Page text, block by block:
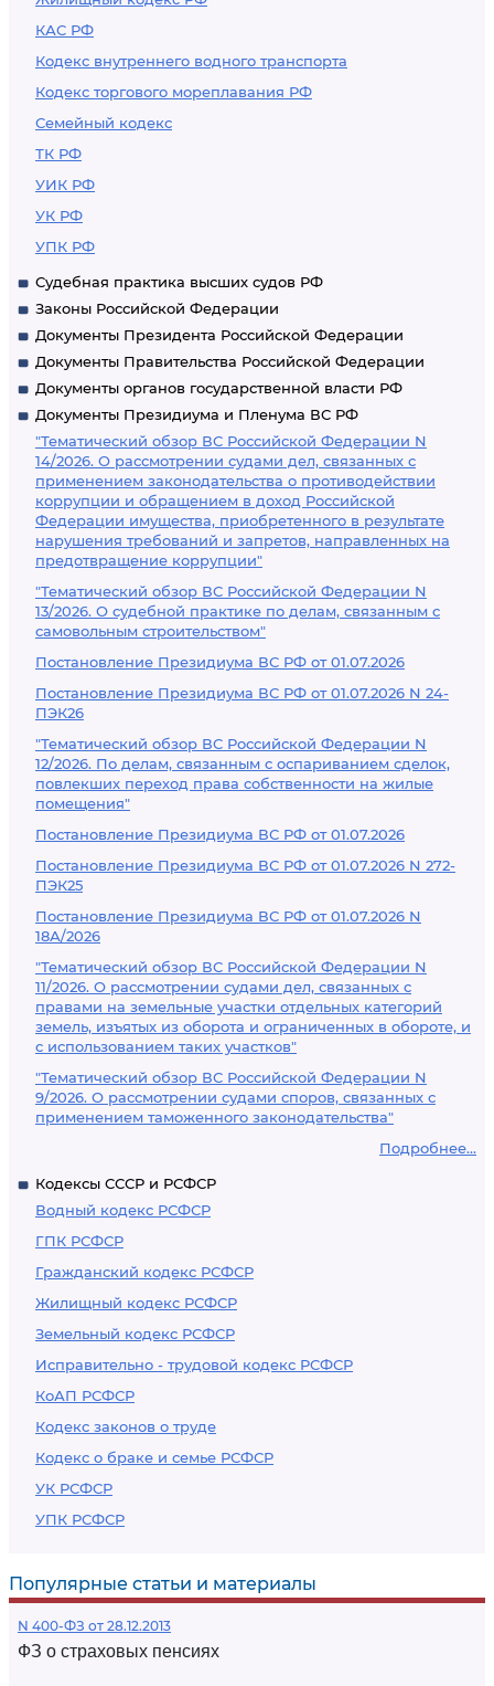
КАС РФ
Кодекс внутреннего водного транспорта
Кодекс торгового мореплавания РФ
Семейный кодекс
ТК РФ
УИК РФ
УК РФ
УПК РФ
Судебная практика высших судов РФ
Законы Российской Федерации
Документы Президента Российской Федерации
Документы Правительства Российской Федерации
Документы органов государственной власти РФ
Документы Президиума и Пленума ВС РФ
"Тематический обзор ВС Российской Федерации N
14/2026. О рассмотрении судами дел, связанных с
применением законодательства о противодействии
коррупции и обращением в доход Российской
Федерации имущества, приобретенного в результате
нарушения требований и запретов, направленных на
предотвращение коррупции"
"Тематический обзор ВС Российской Федерации N
13/2026. О судебной практике по делам, связанным с
самовольным строительством"
Постановление Президиума ВС РФ от 01.07.2026
Постановление Президиума ВС РФ от 01.07.2026 N 24-
ПЭК26
"Тематический обзор ВС Российской Федерации N
12/2026. По делам, связанным с оспариванием сделок,
повлекших переход права собственности на жилые
помещения"
Постановление Президиума ВС РФ от 01.07.2026
Постановление Президиума ВС РФ от 01.07.2026 N 272-
ПЭК25
Постановление Президиума ВС РФ от 01.07.2026 N
18А/2026
"Тематический обзор ВС Российской Федерации N
11/2026. О рассмотрении судами дел, связанных с
правами на земельные участки отдельных категорий
земель, изъятых из оборота и ограниченных в обороте, и
с использованием таких участков"
"Тематический обзор ВС Российской Федерации N
9/2026. О рассмотрении судами споров, связанных с
применением таможенного законодательства"
Подробнее...
Кодексы СССР и РСФСР
Водный кодекс РСФСР
ГПК РСФСР
Гражданский кодекс РСФСР
Жилищный кодекс РСФСР
Земельный кодекс РСФСР
Исправительно - трудовой кодекс РСФСР
КоАП РСФСР
Кодекс законов о труде
Кодекс о браке и семье РСФСР
УК РСФСР
УПК РСФСР
Популярные статьи и материалы
N 400-ФЗ от 28.12.2013
ФЗ о страховых пенсиях